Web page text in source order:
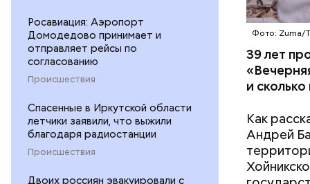
Росавиация: Аэропорт
Домодедово принимает и
отправляет рейсы по
согласованию
Происшествия
Спасенные в Иркутской области
летчики заявили, что выжили
благодаря радиостанции
Происшествия
Двоих россиян эвакуировали с
Фото: Zuma/
39 лет
и
Как
Андрей